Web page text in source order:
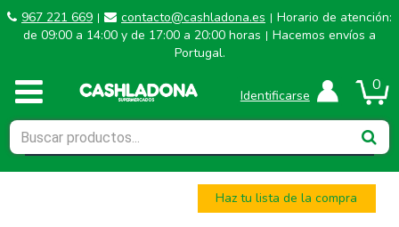
967 221 669 | contacto@cashladona.es | Horario de atención:
de 09:00 a 14:00 y de 17:00 a 20:00 horas | Hacemos envíos a
Portugal.
0
Identificarse
Haz tu lista de la compra